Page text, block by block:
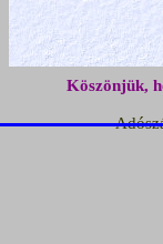
Köszönjük,